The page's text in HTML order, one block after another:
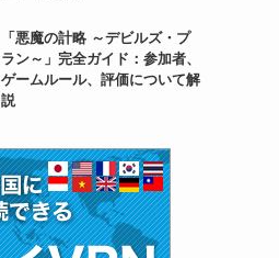
「悪魔の計略 ～デビルズ・プ
ラン～」完全ガイド：参加者、
ゲームルール、評価について解
説